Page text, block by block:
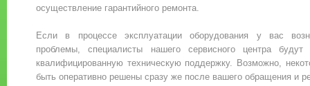
осуществление гарантийного ремонта.
Если в процессе эксплуатации оборудования у вас
проблемы, специалисты нашего сервисного центра
квалифицированную техническую поддержку. Возможно,
быть оперативно решены сразу же после вашего обращения и